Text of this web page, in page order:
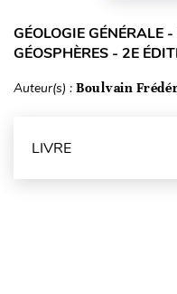
GÉOLOGIE GÉNÉRALE
GÉOSPHÈRES - 2E
Auteur(s) : Boulvain
LIVRE